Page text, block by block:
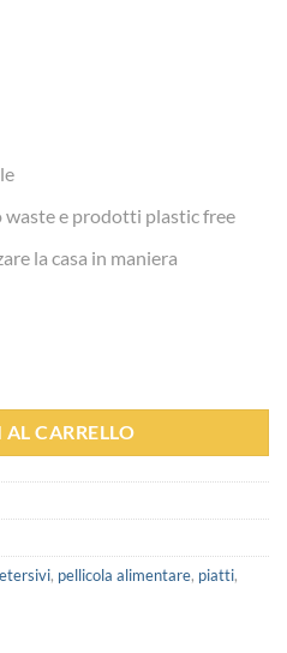
e prodotti plastic free
la casa in maniera
CARRELLO
, pellicola alimentare, piatti,